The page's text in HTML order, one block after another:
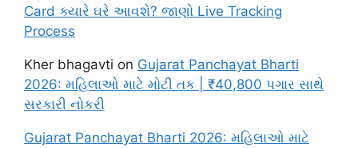
Card ક્યારે ઘરે આવશે? જાણો Live Tracking
Process
Kher bhagavti on Gujarat Panchayat Bharti
2026: મહિલાઓ માટે મોટી તક | ₹40,800 પગાર સાથે
સરકારી નોકરી
Gujarat Panchayat Bharti 2026: મહિલાઓ માટે